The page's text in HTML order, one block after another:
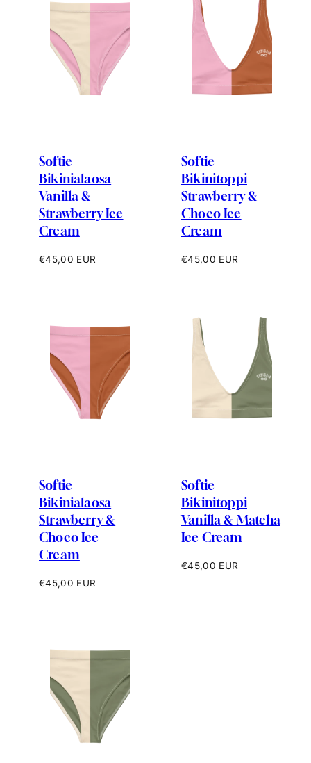
Softie
Bikinialaosa
Vanilla &
Strawberry Ice
Cream
Hinta
€45,00 EUR
Softie
Bikinitoppi
Strawberry &
Choco Ice
Cream
Hinta
€45,00 EUR
Softie
Bikinialaosa
Strawberry &
Choco Ice
Cream
Hinta
€45,00 EUR
Softie
Bikinitoppi
Vanilla & Matcha
Ice Cream
Hinta
€45,00 EUR